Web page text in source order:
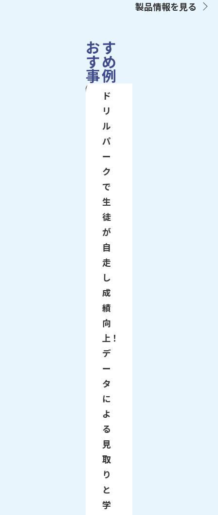
製品情報を見る
おす
すめ
事例
ド
リ
ル
パ
ー
ク
で
生
徒
が
自
走
し
成
績
向
上！
デ
ー
タ
に
よ
る
見
取
り
と
学